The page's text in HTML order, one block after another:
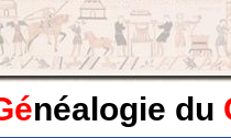
néalogie du